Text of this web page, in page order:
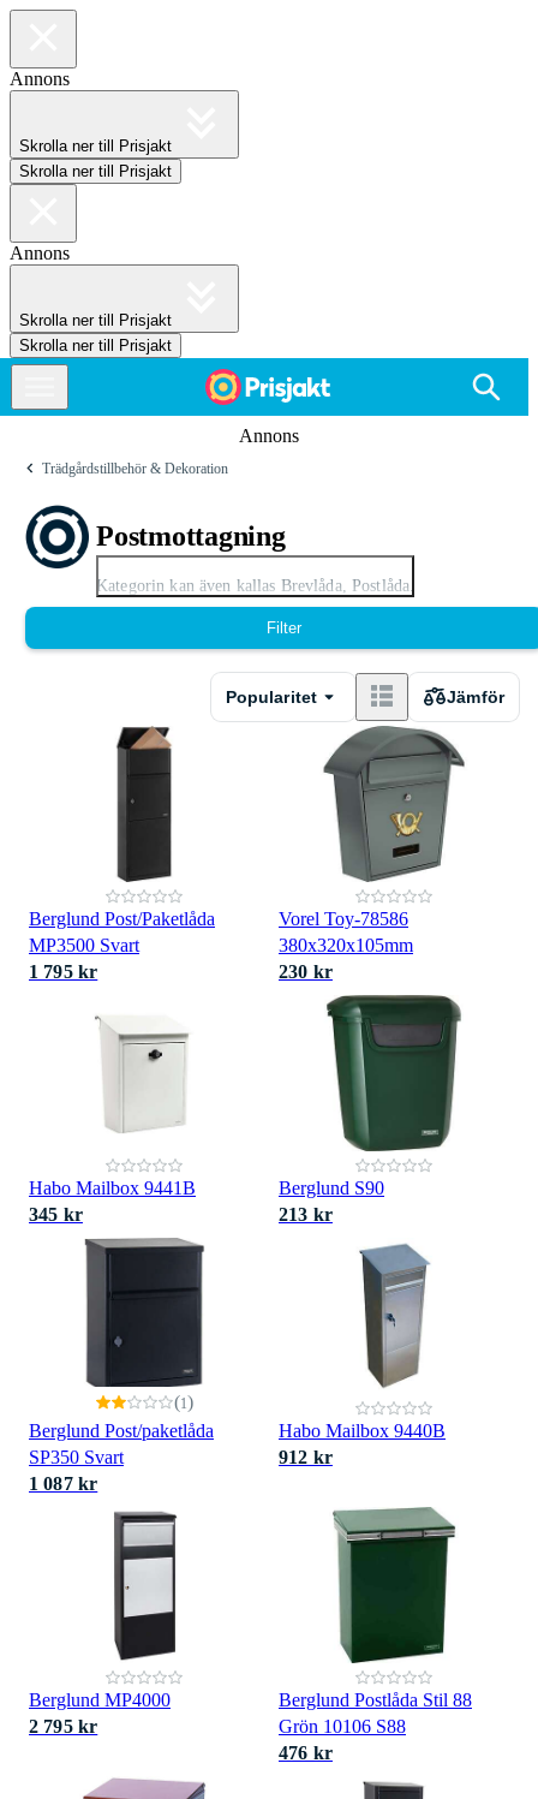
Annons
Skrolla ner till Prisjakt
Skrolla ner till Prisjakt
Annons
Skrolla ner till Prisjakt
Skrolla ner till Prisjakt
Annons
Trädgårdstillbehör & Dekoration
Postmottagning
Kategorin kan även kallas Brevlåda, Postlåda.
Expandera
Filter
Popularitet Jämför
Berglund Post/Paketlåda
MP3500 Svart
1 795 kr
Vorel Toy-78586
380x320x105mm
230 kr
Habo Mailbox 9441B
345 kr
Berglund S90
213 kr
Berglund Post/paketlåda
SP350 Svart
(1)
1 087 kr
Habo Mailbox 9440B
912 kr
Berglund MP4000
2 795 kr
Berglund Postlåda Stil 88
Grön 10106 S88
476 kr